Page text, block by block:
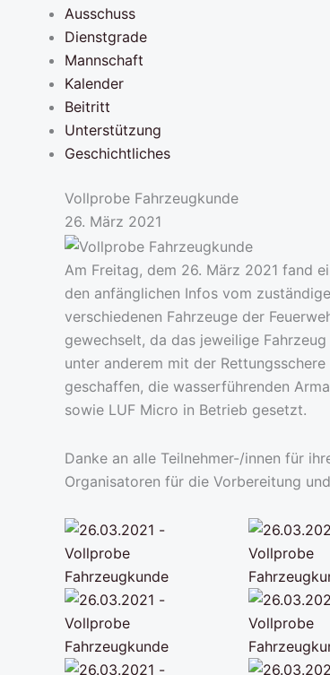
Ausschuss
Dienstgrade
Mannschaft
Kalender
Beitritt
Unterstützung
Geschichtliches
Vollprobe Fahrzeugkunde
26. März 2021
Am Freitag, dem 26. März 2021 fand
den anfänglichen Infos vom
verschiedenen Fahrzeuge der
gewechselt, da das jeweilige
unter anderem mit der
geschaffen, die wasserführenden
sowie LUF Micro in Betrieb gesetzt.
Danke an alle Teilnehmer-/innen für
Organisatoren für die Vorbereitung